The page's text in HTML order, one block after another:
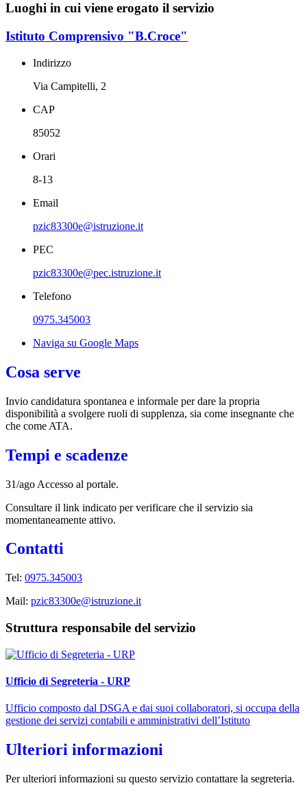
Luoghi in cui viene erogato il servizio
Istituto Comprensivo "B.Croce"
Indirizzo
Via Campitelli, 2
CAP
85052
Orari
8-13
Email
pzic83300e@istruzione.it
PEC
pzic83300e@pec.istruzione.it
Telefono
0975.345003
Naviga su Google Maps
Cosa serve
Invio candidatura spontanea e informale per dare la propria
disponibilità a svolgere ruoli di supplenza, sia come insegnante che
che come ATA.
Tempi e scadenze
31/ago Accesso al portale.
Consultare il link indicato per verificare che il servizio sia
momentaneamente attivo.
Contatti
Tel: 0975.345003
Mail: pzic83300e@istruzione.it
Struttura responsabile del servizio
Ufficio di Segreteria - URP
Ufficio composto dal DSGA e dai suoi collaboratori, si occupa della
gestione dei servizi contabili e amministrativi dell’Istituto
Ulteriori informazioni
Per ulteriori informazioni su questo servizio contattare la segreteria.